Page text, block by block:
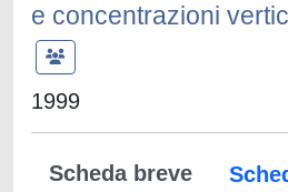
e concentrazioni
1999
Scheda breve